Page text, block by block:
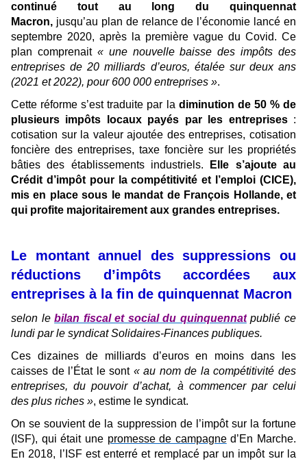
continué tout au long du quinquennat
Macron, jusqu’au plan de relance de l’économie lancé en
septembre 2020, après la première vague du Covid. Ce
plan comprenait « une nouvelle baisse des impôts des
entreprises de 20 milliards d’euros, étalée sur deux ans
(2021 et 2022), pour 600 000 entreprises ».
Cette réforme s’est traduite par la diminution de 50 % de
plusieurs impôts locaux payés par les entreprises:
cotisation sur la valeur ajoutée des entreprises, cotisation
foncière des entreprises, taxe foncière sur les propriétés
bâties des établissements industriels.
Elle s’ajoute au
Crédit d’impôt pour la compétitivité et l’emploi (CICE),
mis en place sous le mandat de François Hollande, et
qui profite majoritairement aux grandes entreprises.
Le montant annuel des suppressions ou
réductions d’impôts accordées aux
entreprises à la fin de quinquennat Macron
selon lebilan fiscal et social du quinquennatpublié ce
lundi par le syndicat Solidaires-Finances publiques.
Ces dizaines de milliards d’euros en moins dans les
caisses de l’État le sont « au nom de la compétitivité des
entreprises, du pouvoir d’achat, à commencer par celui
des plus riches », estime le syndicat.
On se souvient de la suppression de l’impôt sur la fortune
(ISF), qui était une promesse de campagned’En Marche.
En 2018, l’ISF est enterré et remplacé par un impôt sur la